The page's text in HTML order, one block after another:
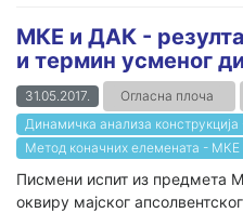
МКЕ и ДАК -
и термин усменог
31.05.2017. Огласна плоча
Динамичка анализа
Метод коначних елемената - МКЕ
Писмени испит из предмета
оквиру мајског